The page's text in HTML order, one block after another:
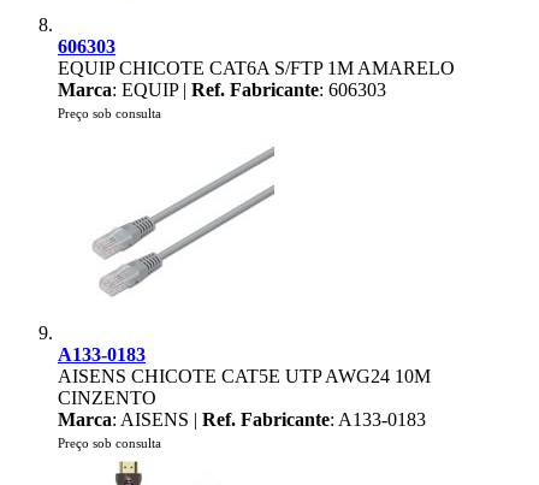
606303
EQUIP CHICOTE CAT6A S/FTP 1M AMARELO
Marca: EQUIP | Ref. Fabricante: 606303
Preço sob consulta
A133-0183
AISENS CHICOTE CAT5E UTP AWG24 10M
CINZENTO
Marca: AISENS | Ref. Fabricante: A133-0183
Preço sob consulta